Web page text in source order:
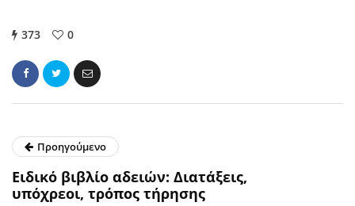
373 0
Προηγούμενο
Ειδικό βιβλίο αδειών: Διατάξεις,
υπόχρεοι, τρόπος τήρησης